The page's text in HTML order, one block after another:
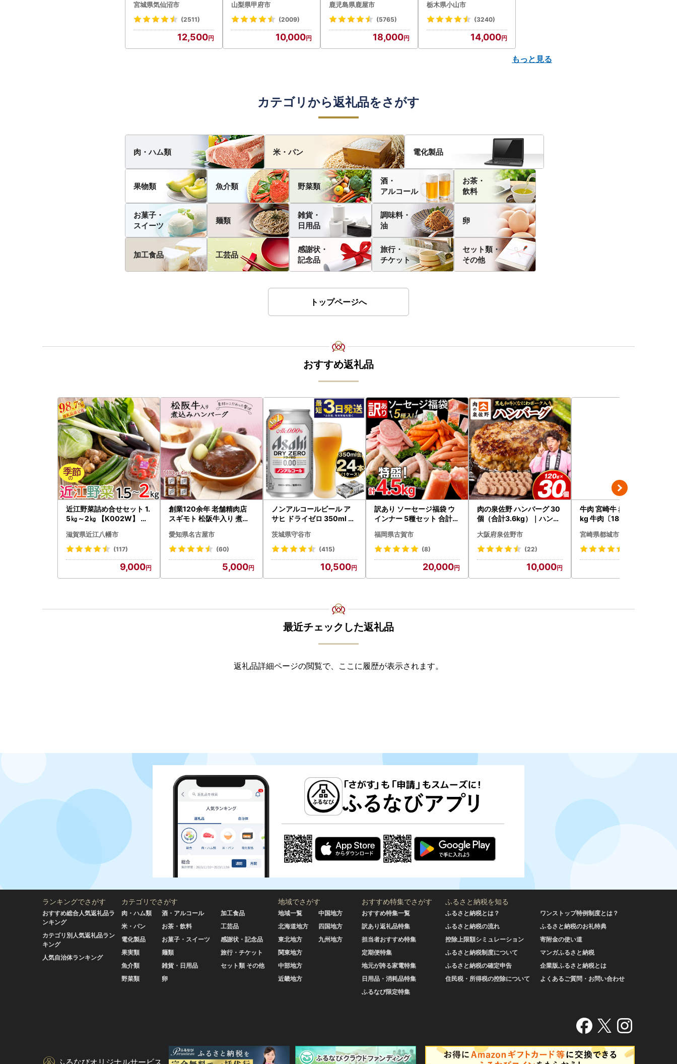
宮城県気仙沼市
(2511)
12,500
〉山梨県産 シャインマス
カット 2～3房（1.0kg以
N-Limited-SP
山梨県甲府市
(2009)
10,000
cp18 うなぎ 鰻 魚 惣菜 総
菜
鹿児島県鹿屋市
(5765)
18,000
ト)【配送不可地域：離島
・沖縄県】【1256759】
栃木県小山市
(3240)
14,000
もっと見る
カテゴリから返礼品をさがす
肉・ハム類 米・パン 電化製品
果物類 魚介類 野菜類
酒・
アルコール
お茶・
飲料
お菓子・
スイーツ
麺類
雑貨・
日用品
調味料・
油
卵
加工食品 工芸品
感謝状・
記念品
旅行・
チケット
セット類・
その他
トップページへ
おすすめ返礼品
近江野菜詰め合せセット 1.
5㎏～2㎏ 【K002W】 野
滋賀県近江八幡市
(117)
9,000
創業120余年 老舗精肉店
スギモト 松阪牛入り 煮込
惣菜 お取り寄せ グルメ ハ
ンバーグ 冷凍
愛知県名古屋市
(60)
5,000
ノンアルコールビール ア
サヒ ドライゼロ 350ml 24
守谷市
茨城県守谷市
(415)
10,500
訳あり ソーセージ福袋 ウ
インナー 5種セット 合計4.
福岡県古賀市
(8)
20,000
肉の泉佐野 ハンバーグ 30
個（合計3.6kg）｜ハンバ
わポーク
大阪府泉佐野市
(22)
10,000
牛肉 宮崎牛 赤身＆霜降り 1
kg 牛肉〔18E-N2-002-1
宮崎県都城市
最近チェックした返礼品
返礼品詳細ページの閲覧で、ここに履歴が表示されます。
ランキングでさがす
おすすめ総合人気返礼品ラ
ンキング
カテゴリ別人気返礼品ラン
キング
人気自治体ランキング
カテゴリでさがす
肉・ハム類
米・パン
電化製品
果実類
魚介類
野菜類
酒・アルコール
お茶・飲料
お菓子・スイーツ
麺類
雑貨・日用品
卵
加工食品
工芸品
感謝状・記念品
旅行・チケット
セット類 その他
地域でさがす
地域一覧
北海道地方
東北地方
関東地方
中部地方
近畿地方
中国地方
四国地方
九州地方
おすすめ特集でさがす
おすすめ特集一覧
訳あり返礼品特集
担当者おすすめ特集
定期便特集
地元が誇る家電特集
日用品・消耗品特集
ふるなび限定特集
ふるさと納税を知る
ふるさと納税とは？
ふるさと納税の流れ
控除上限額シミュレーション
ふるさと納税制度について
ふるさと納税の確定申告
住民税・所得税の控除について
ワンストップ特例制度とは？
ふるさと納税のお礼特典
寄附金の使い道
マンガふるさと納税
企業版ふるさと納税とは
よくあるご質問・お問い合わせ